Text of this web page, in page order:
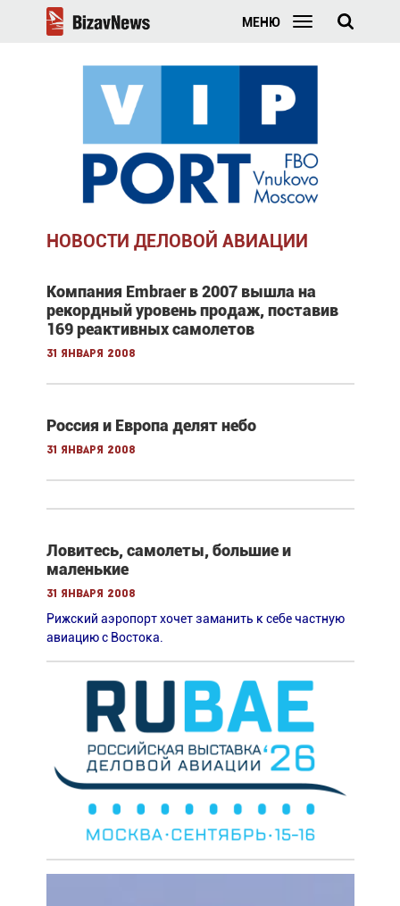
МЕНЮ
НОВОСТИ ДЕЛОВОЙ АВИАЦИИ
Компания Embraer в 2007 вышла на
рекордный уровень продаж, поставив
169 реактивных самолетов
31 января 2008
Россия и Европа делят небо
31 января 2008
Ловитесь, самолеты, большие и
маленькие
31 января 2008
Рижский аэропорт хочет заманить к себе частную
авиацию с Востока.